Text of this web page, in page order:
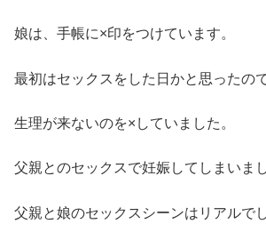
娘は、手帳に×印をつけています。
最初はセックスをした日かと思ったの
生理が来ないのを×していました。
父親とのセックスで妊娠してしまいまし
父親と娘のセックスシーンはリアルでし